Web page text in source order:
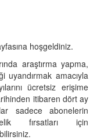
hoşgeldiniz.
araştırma yapma,
amacıyla
ücretsiz erişime
itibaren dört ay
sadece abonelerin
fırsatları için